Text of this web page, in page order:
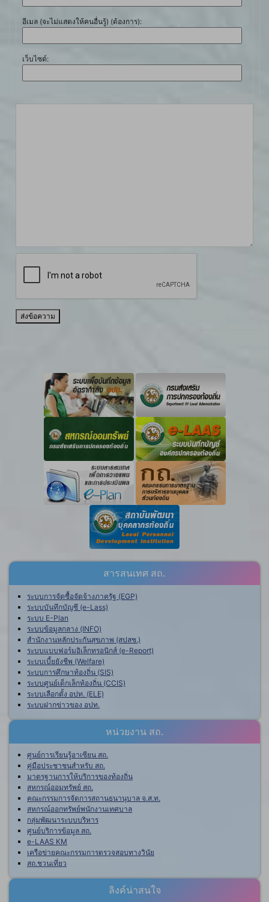
อีเมล (จะไม่แสดงให้คนอื่นรู้) (ต้องการ):
เว็บไซต์:
ส่งข้อความ
สารสนเทศ สถ.
ระบบการจัดซื้อจัดจ้างภาครัฐ (EGP)
ระบบบันทึกบัญชี (e-Lass)
ระบบ E-Plan
ระบบข้อมูลกลาง (INFO)
สำนักงานหลักประกันสุขภาพ (สปสช.)
ระบบแบบฟอร์มอิเล็กทรอนิกส์ (e-Report)
ระบบเบี้ยยังชีพ (Welfare)
ระบบการศึกษาท้องถิ่น (SIS)
ระบบศูนย์เด็กเล็กท้องถิ่น (CCIS)
ระบบเลือกตั้ง อปท. (ELE)
ระบบฝากข่าวของ อปท.
หน่วยงาน สถ.
ศูนย์การเรียนรู้อาเซียน สถ.
คู่มือประชาชนสำหรับ สถ.
มาตรฐานการให้บริการของท้องถิ่น
สหกรณ์ออมทรัพย์ สถ.
คณะกรรมการจัดการสถานธนานุบาล จ.ส.ท.
สหกรณ์ออกทรัพย์พนักงานเทศบาล
กลุ่มพัฒนาระบบบริหาร
ศูนย์บริการข้อมูล สถ.
e-LAAS KM
เครือข่ายคณะกรรมการตรวจสอบทางวินัย
สถ.ชวนเที่ยว
ลิงค์น่าสนใจ